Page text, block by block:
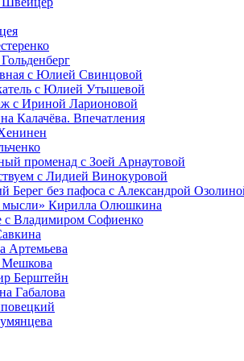
с Юлией Свинцовой
с Юлией Утышевой
с Ириной Ларионовой
Калачёва. Впечатления
променад с Зоей Арнаутовой
с Лидией Винокуровой
Берег без пафоса с Александрой
мысли» Кирилла Олюшкина
с Владимиром Софиенко
Артемьева
Мешкова
Берштейн
Габалова